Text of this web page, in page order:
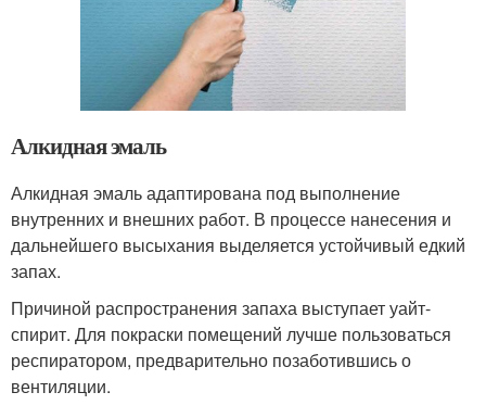
Алкидная эмаль
Алкидная эмаль адаптирована под выполнение
внутренних и внешних работ. В процессе нанесения и
дальнейшего высыхания выделяется устойчивый едкий
запах.
Причиной распространения запаха выступает уайт-
спирит. Для покраски помещений лучше пользоваться
респиратором, предварительно позаботившись о
вентиляции.